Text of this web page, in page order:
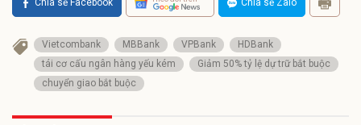
Chia sẻ Facebook Chia sẻ Zalo
Vietcombank MBBank VPBank
HDBank
tái cơ cấu ngân hàng yếu kém
Giảm 50% tỷ lệ dự trữ bắt buộc
chuyển giao bắt buộc